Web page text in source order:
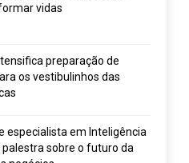
vidas
preparação de
os vestibulinhos das
especialista em Inteligência
sobre o futuro da